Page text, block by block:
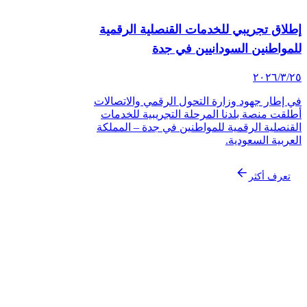
تجريبي للخدمات القنصلية الرقمية
السودانيين في جدة
إطار جهود وزارة التحول الرقمي والاتصالات
منصة بلدنا المرحلة التجريبية للخدمات
الرقمية للمواطنين في جدة – المملكة
السعودية.
تعرف أكثر